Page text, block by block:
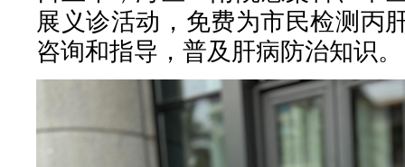
展义诊活动，免费为市民检测丙
咨询和指导，普及肝病防治知识。